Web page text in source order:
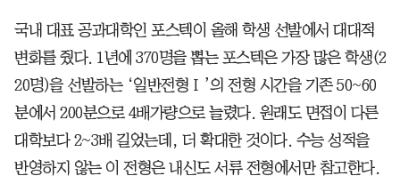
국내 대표 공과대학인 포스텍이 올해 학생 선발에서 대대적
변화를 줬다. 1년에 370명을 뽑는 포스텍은 가장 많은 학생(2
20명)을 선발하는 ‘일반전형Ⅰ’의 전형 시간을 기존 50~60
분에서 200분으로 4배가량으로 늘렸다. 원래도 면접이 다른
대학보다 2~3배 길었는데, 더 확대한 것이다. 수능 성적을
반영하지 않는 이 전형은 내신도 서류 전형에서만 참고한다.